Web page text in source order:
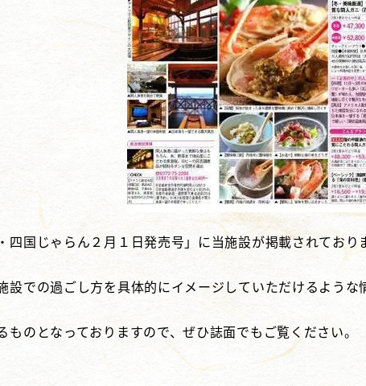
国じゃらん２月１日発売号」に当施設が掲載されており
設での過ごし方を具体的にイメージしていただけるような
ものとなっておりますので、ぜひ誌面でもご覧ください。